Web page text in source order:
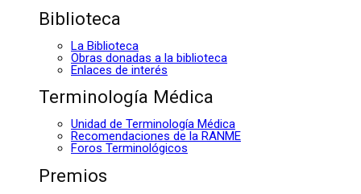
Biblioteca
La Biblioteca
Obras donadas a la biblioteca
Enlaces de interés
Terminología Médica
Unidad de Terminología Médica
Recomendaciones de la RANME
Foros Terminológicos
Premios